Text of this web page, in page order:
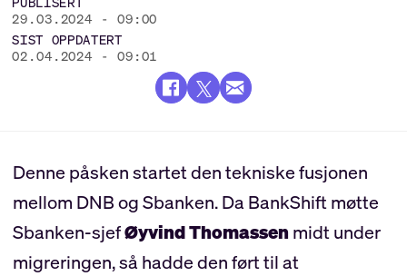
29.03.2024 - 09:00
SIST OPPDATERT
02.04.2024 - 09:01
Denne påsken startet den tekniske fusjonen
mellom DNB og Sbanken. Da BankShift møtte
Sbanken-sjefØyvind Thomassenmidt under
migreringen, så hadde den ført til at